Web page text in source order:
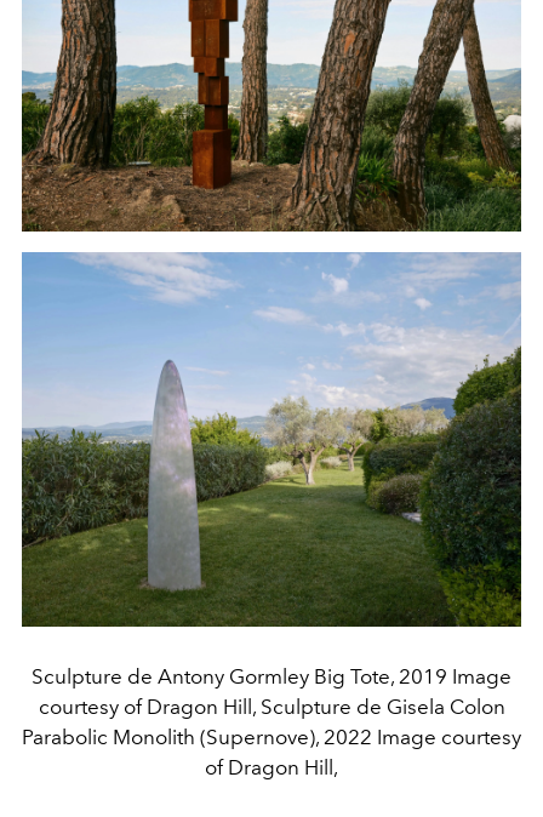
Sculpture de Antony Gormley Big Tote, 2019 Image
courtesy of Dragon Hill, Sculpture de Gisela Colon
Parabolic Monolith (Supernove), 2022 Image courtesy
of Dragon Hill,